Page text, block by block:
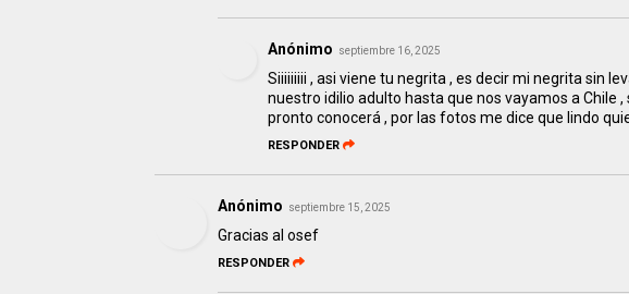
Anónimo septiembre 16, 2025
Siiiiiiiii , asi viene tu negrita , es decir mi negrita sin
nuestro idilio adulto hasta que nos vayamos a Chile
pronto conocerá , por las fotos me dice que lindo
RESPONDER
Anónimo septiembre 15, 2025
Gracias al osef
RESPONDER